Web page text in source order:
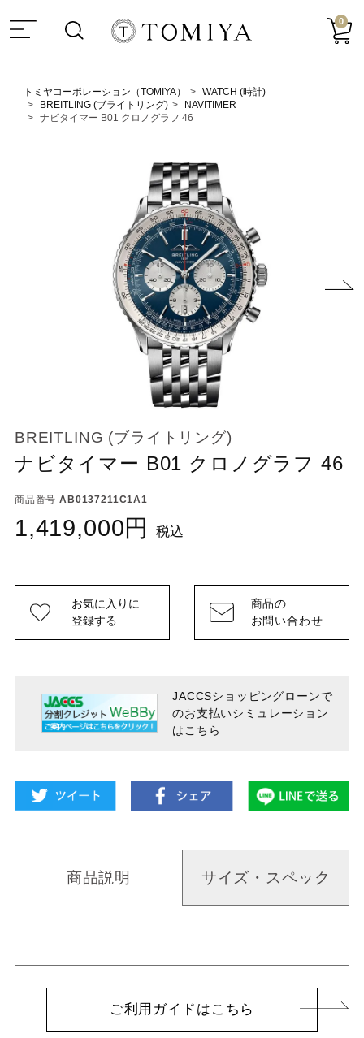
0
トミヤコーポレーション（TOMIYA）
WATCH (時計)
BREITLING (ブライトリング)
NAVITIMER
ナビタイマー B01 クロノグラフ 46
BREITLING (ブライトリング)
ナビタイマー B01 クロノグラフ 46
商品番号 AB0137211C1A1
1,419,000 税込
お気に入りに
登録する
商品の
お問い合わせ
JACCSショッピングローンで
のお支払いシミュレーション
はこちら
商品説明 サイズ・スペック
ご利用ガイドはこちら